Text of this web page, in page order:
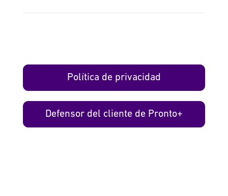
Política de privacidad
Defensor del cliente de Pronto+